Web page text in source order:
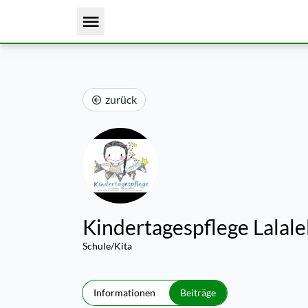
zurück
Kindertagespflege
Schule/Kita
Informationen Beiträge